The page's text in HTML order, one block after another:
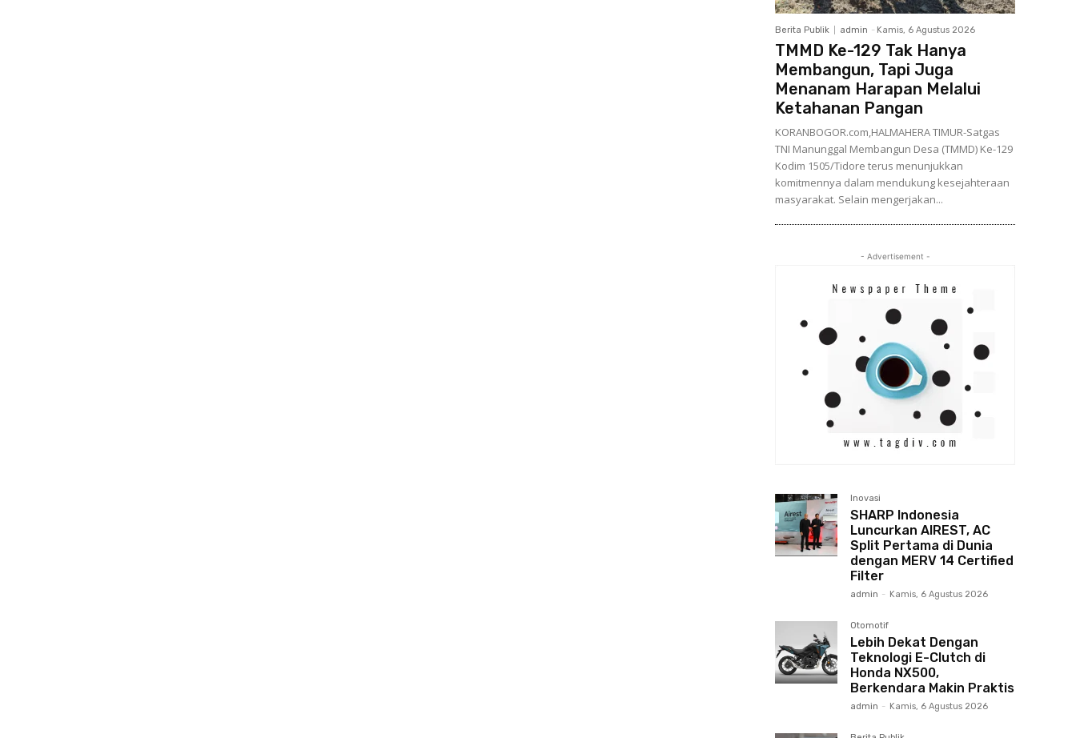
Berita Publik admin - Kamis, 6 Agustus 2026
TMMD Ke-129 Tak Hanya
Membangun, Tapi Juga
Menanam Harapan Melalui
Ketahanan Pangan
KORANBOGOR.com,HALMAHERA TIMUR-Satgas
TNI Manunggal Membangun Desa (TMMD) Ke-129
Kodim 1505/Tidore terus menunjukkan
komitmennya dalam mendukung kesejahteraan
masyarakat. Selain mengerjakan...
- Advertisement -
Inovasi
SHARP Indonesia
Luncurkan AIREST, AC
Split Pertama di Dunia
dengan MERV 14 Certified
Filter
admin - Kamis, 6 Agustus 2026
Otomotif
Lebih Dekat Dengan
Teknologi E-Clutch di
Honda NX500,
Berkendara Makin Praktis
admin - Kamis, 6 Agustus 2026